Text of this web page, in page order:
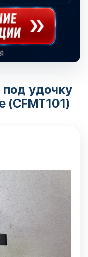
под удочку
(CFMT101)